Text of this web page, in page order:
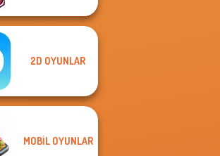
2D OYUNLAR
MOBIL OYUNLAR